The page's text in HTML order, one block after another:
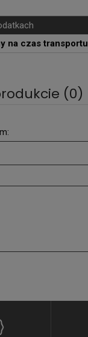
na czas transportu
(0)